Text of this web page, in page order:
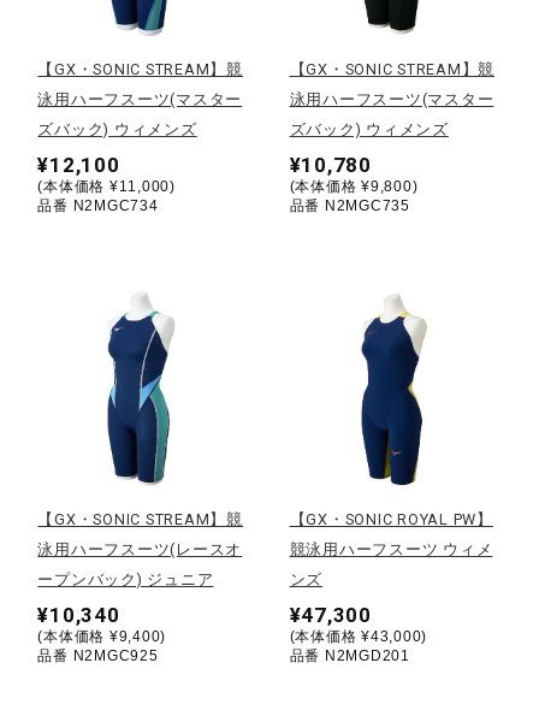
ウィンタースポーツ
ライフスタイルグッズ
インナー
アウトドア／レイン
【GX・SONIC STREAM】競
泳用ハーフスーツ(マスター
ズバック) ウィメンズ
¥12,100
(本体価格 ¥11,000)
品番 N2MGC734
【GX・SONIC STREAM】競
泳用ハーフスーツ(マスター
ズバック) ウィメンズ
¥10,780
(本体価格 ¥9,800)
品番 N2MGC735
【GX・SONIC STREAM】競
泳用ハーフスーツ(レースオ
ープンバック) ジュニア
¥10,340
(本体価格 ¥9,400)
品番 N2MGC925
【GX・SONIC ROYAL PW】
競泳用ハーフスーツ ウィメ
ンズ
¥47,300
(本体価格 ¥43,000)
品番 N2MGD201